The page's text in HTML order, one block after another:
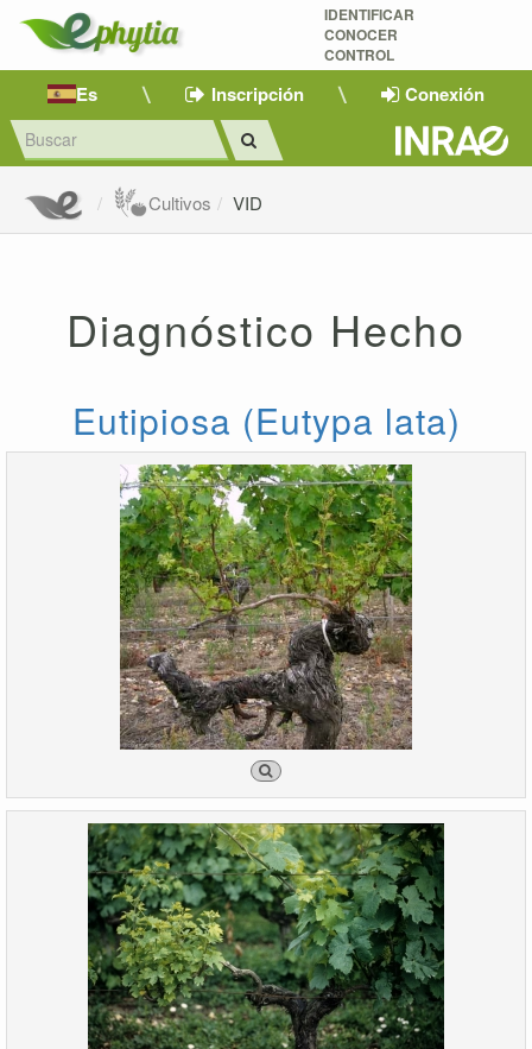
IDENTIFICAR
CONOCER
CONTROL
Es Inscripción Conexión
Cultivos VID
Diagnóstico Hecho
Eutipiosa (Eutypa lata)